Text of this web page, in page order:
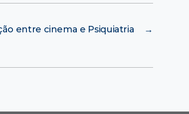
→
entre cinema e Psiquiatria